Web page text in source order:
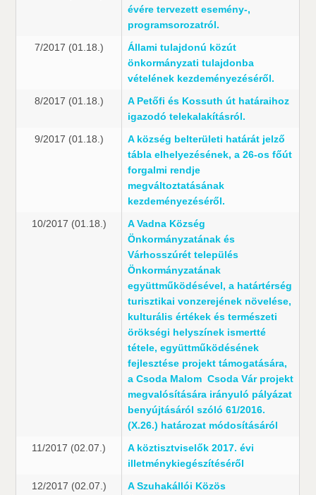
évére tervezett esemény-,
programsorozatról.
7/2017 (01.18.)
Állami tulajdonú közút
önkormányzati tulajdonba
vételének kezdeményezéséről.
8/2017 (01.18.)
A Petőfi és Kossuth út határaihoz
igazodó telekalakításról.
9/2017 (01.18.)
A község belterületi határát jelző
tábla elhelyezésének, a 26-os főút
forgalmi rendje
megváltoztatásának
kezdeményezéséről.
10/2017 (01.18.)
A Vadna Község
Önkormányzatának és
Várhosszúrét település
Önkormányzatának
együttműködésével, a határtérség
turisztikai vonzerejének növelése,
kulturális értékek és természeti
örökségi helyszínek ismertté
tétele, együttműködésének
fejlesztése projekt támogatására,
a Csoda Malom  Csoda Vár projekt
megvalósítására irányuló pályázat
benyújtásáról szóló 61/2016.
(X.26.) határozat módosításáról
11/2017 (02.07.)
A köztisztviselők 2017. évi
illetménykiegészítéséről
12/2017 (02.07.)
A Szuhakállói Közös